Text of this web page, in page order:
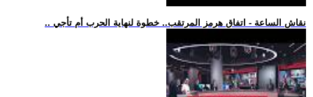
.. نقاش الساعة - اتفاق هرمز المرتقب.. خطوة لنهاية الحرب أم تأجي